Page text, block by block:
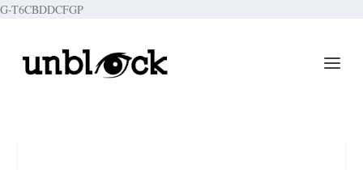
G-T6CBDDCFGP